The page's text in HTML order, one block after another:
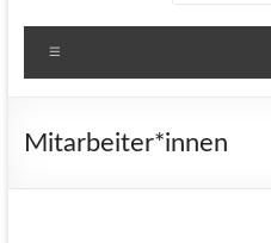
Mitarbeiter*innen